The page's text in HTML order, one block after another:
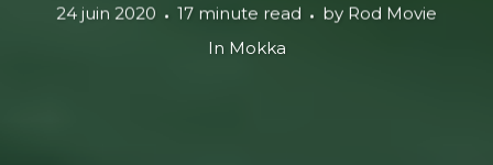
24 juin 2020 17 minute read by Rod Movie
In Mokka